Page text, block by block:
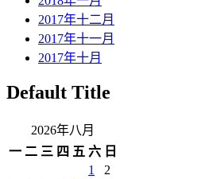
2017年十二月
2017年十一月
2017年十月
Default Title
2026年八月
一 二 三 四 五 六 日
1
2